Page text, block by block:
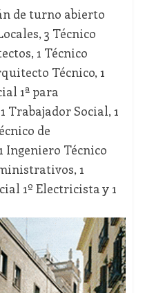
de turno abierto
3 Técnico
1 Técnico
Técnico, 1
1ª para
Trabajador Social, 1
de
Técnico
1
1º Electricista y 1